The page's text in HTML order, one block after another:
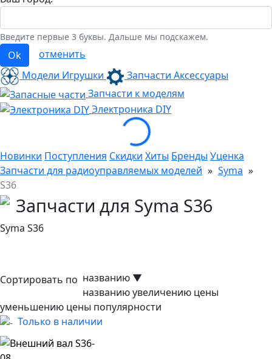
Введите первые 3 буквы. Дальше мы подскажем.
Ok
отменить
Модели Игрушки
Запчасти Аксессуары
Запчасти к моделям
Электроника DIY
Loading...
Новинки Поступления Скидки Хиты Бренды Уценка
Запчасти для радиоуправляемых моделей » Syma »
S36
Запчасти для Syma S36
Syma S36
Сортировать по названию ▼
названиюувеличению цены
уменьшению цены популярности
Только в наличии